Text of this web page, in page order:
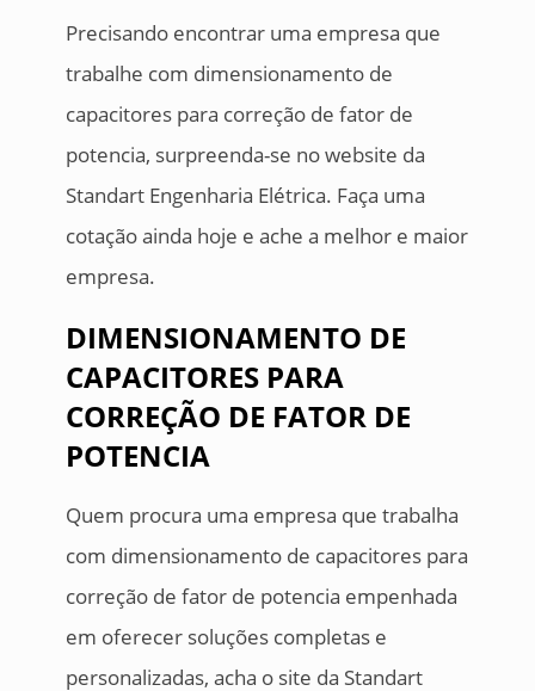
Precisando encontrar uma empresa que
trabalhe com dimensionamento de
capacitores para correção de fator de
potencia, surpreenda-se no website da
Standart Engenharia Elétrica. Faça uma
cotação ainda hoje e ache a melhor e maior
empresa.
DIMENSIONAMENTO DE
CAPACITORES PARA
CORREÇÃO DE FATOR DE
POTENCIA
Quem procura uma empresa que trabalha
com dimensionamento de capacitores para
correção de fator de potencia empenhada
em oferecer soluções completas e
personalizadas, acha o site da Standart